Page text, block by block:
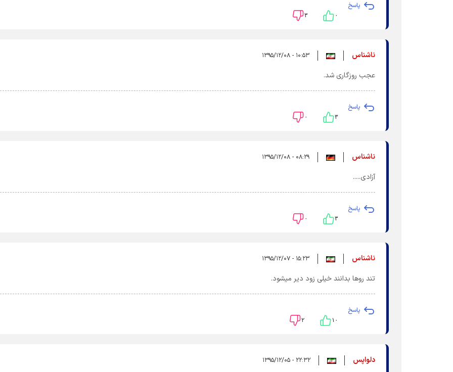
پاسخ
۰ ۳
ناشناس ۱۰:۵۳ - ۱۳۹۵/۱۲/۰۸
عجب روزگاری شد.
پاسخ
۳ ۰
ناشناس ۰۸:۲۹ - ۱۳۹۵/۱۲/۰۸
آزادی.....
پاسخ
۳ ۰
ناشناس ۱۵:۲۳ - ۱۳۹۵/۱۲/۰۷
تند روها بدانند خیلی زود دیر میشود.
پاسخ
۱۰ ۲
دلواپس ۲۲:۳۲ - ۱۳۹۵/۱۲/۰۵